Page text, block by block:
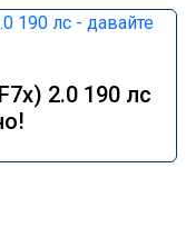
2.0 190 лс